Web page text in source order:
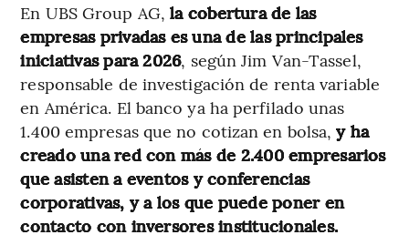
En UBS Group AG,la cobertura de las
empresas privadas es una de las principales
iniciativas para 2026, según Jim Van-Tassel,
responsable de investigación de renta variable
en América. El banco ya ha perfilado unas
1.400 empresas que no cotizan en bolsa,y ha
creado una red con más de 2.400 empresarios
que asisten a eventos y conferencias
corporativas, y a los que puede poner en
contacto con inversores institucionales.